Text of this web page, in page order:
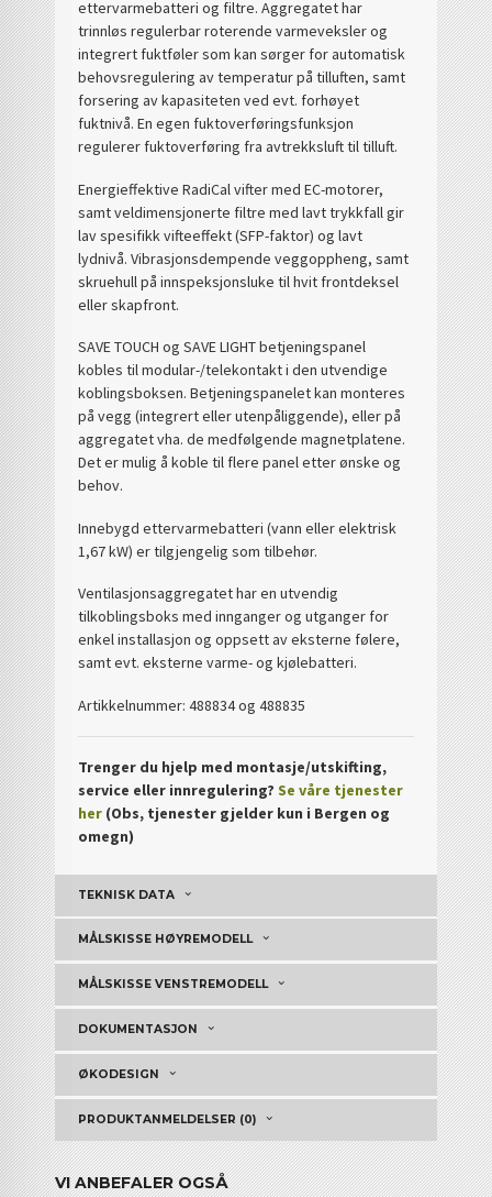
ettervarmebatteri og filtre. Aggregatet har
trinnløs regulerbar roterende varmeveksler og
integrert fuktføler som kan sørger for automatisk
behovsregulering av temperatur på tilluften, samt
forsering av kapasiteten ved evt. forhøyet
fuktnivå. En egen fuktoverføringsfunksjon
regulerer fuktoverføring fra avtrekksluft til tilluft.
Energieffektive RadiCal vifter med EC-motorer,
samt veldimensjonerte filtre med lavt trykkfall gir
lav spesifikk vifteeffekt (SFP-faktor) og lavt
lydnivå. Vibrasjonsdempende veggoppheng, samt
skruehull på innspeksjonsluke til hvit frontdeksel
eller skapfront.
SAVE TOUCH og SAVE LIGHT betjeningspanel
kobles til modular-/telekontakt i den utvendige
koblingsboksen. Betjeningspanelet kan monteres
på vegg (integrert eller utenpåliggende), eller på
aggregatet vha. de medfølgende magnetplatene.
Det er mulig å koble til flere panel etter ønske og
behov.
Innebygd ettervarmebatteri (vann eller elektrisk
1,67 kW) er tilgjengelig som tilbehør.
Ventilasjonsaggregatet har en utvendig
tilkoblingsboks med innganger og utganger for
enkel installasjon og oppsett av eksterne følere,
samt evt. eksterne varme- og kjølebatteri.
Artikkelnummer: 488834 og 488835
Trenger du hjelp med montasje/utskifting,
service eller innregulering?Se våre tjenester
her (Obs, tjenester gjelder kun i Bergen og
omegn)
TEKNISK DATA
MÅLSKISSE HØYREMODELL
MÅLSKISSE VENSTREMODELL
DOKUMENTASJON
ØKODESIGN
PRODUKTANMELDELSER (0)
VI ANBEFALER OGSÅ